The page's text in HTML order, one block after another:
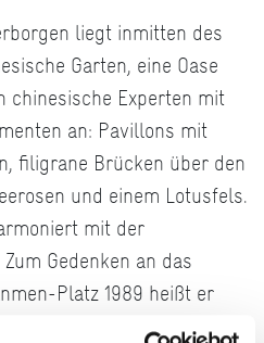
liegt inmitten des
Garten, eine Oase
chinesische Experten mit
an: Pavillons mit
filigrane Brücken über den
und einem Lotusfels.
mit der
Gedenken an das
Platz 1989 heißt er